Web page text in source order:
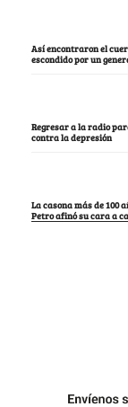
Así encontraron el
escondido por un
Regresar a la radio
contra la depresión
La casona más de 100
Petro afinó su cara a